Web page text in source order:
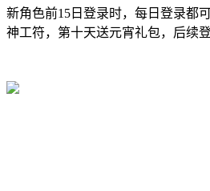
新角色前15日登录时，每日登录都
神工符，第十天送元宵礼包，后续